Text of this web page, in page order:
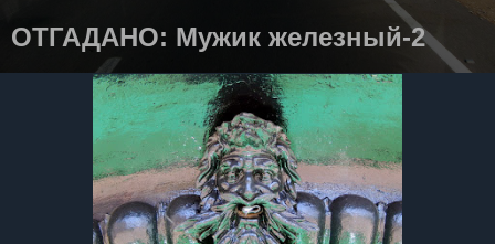
ОТГАДАНО: Мужик железный-2